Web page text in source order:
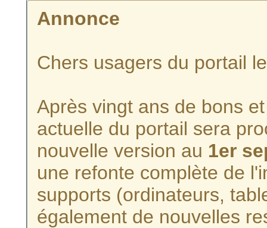
Annonce
Chers usagers du portail
Après vingt ans de bons
actuelle du portail sera
nouvelle version au 1er
une refonte complète de
supports (ordinateurs,
également de nouvelles